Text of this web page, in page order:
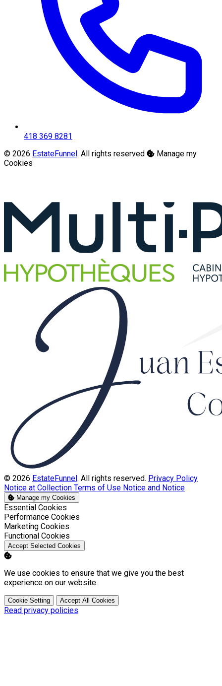
418 369 8281
© 2026 EstateFunnel. All rights reserved
Manage my
Cookies
© 2026 EstateFunnel. All rights reserved. Privacy Policy
Notice at Collection Terms of Use Notice and Notice
Manage my Cookies
Enable
Essential Cookies
Enable
Performance Cookies
Enable
Marketing Cookies
Enable
Functional Cookies
Accept Selected Cookies
We use cookies to ensure that we give you the best
experience on our website.
Cookie Setting Accept All Cookies
Read privacy policies